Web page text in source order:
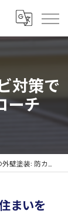
対策で
ーチ
策で住まいを守る最新アプローチ
まいを